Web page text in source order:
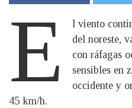
E
l viento
del noreste,
con ráfagas
sensibles en
occidente y
45 km/h.